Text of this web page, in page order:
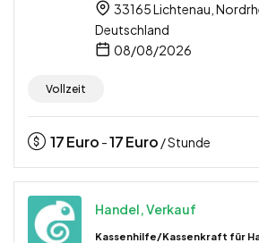
33165 Lichtenau,
Deutschland
08/08/2026
Vollzeit
17Euro -17Euro / Stunde
Handel, Verkauf
Kassenhilfe/Kassenkraft für